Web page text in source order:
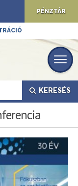
PÉNZTÁR
KERESÉS